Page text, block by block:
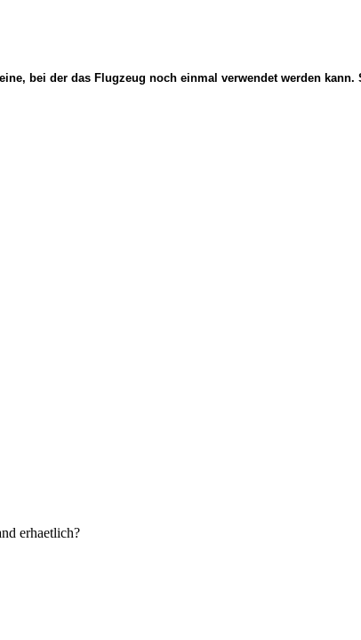
bei der das Flugzeug noch einmal verwendet werden kann.
erhaetlich?